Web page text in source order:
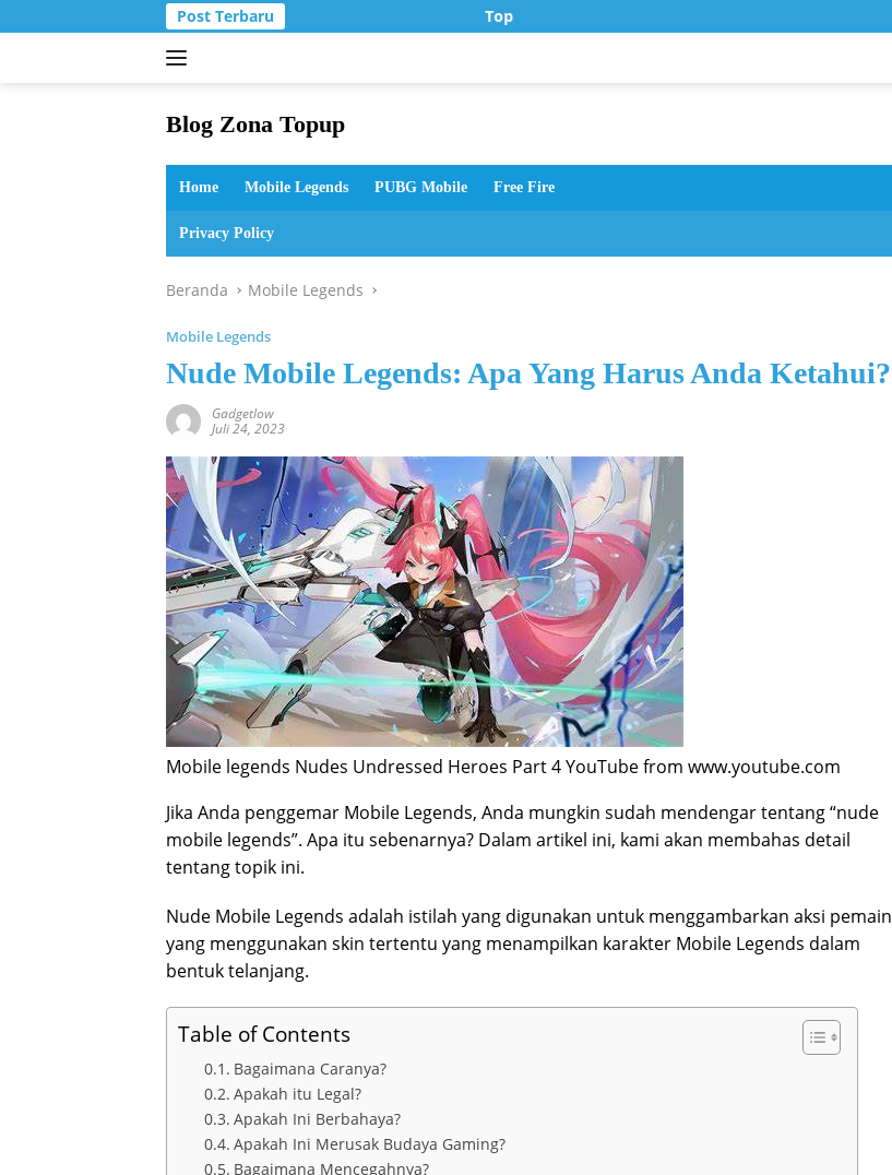
ke
Post Terbaru Top Up Murah di Zona Topup
Blog Zona Topup
dan
bermain
Home Mobile Legends PUBG Mobile Free Fire
Privacy Policy
Beranda Mobile Legends
Mobile Legends
Nude Mobile Legends: Apa Yang Harus Anda Ketahui?
Gadgetlow
Juli 24, 2023
Mobile legends Nudes Undressed Heroes Part 4 YouTube from www.youtube.com
Jika Anda penggemar Mobile Legends, Anda mungkin sudah mendengar tentang “nude
mobile legends”. Apa itu sebenarnya? Dalam artikel ini, kami akan membahas detail
tentang topik ini.
Nude Mobile Legends adalah istilah yang digunakan untuk menggambarkan aksi pemain
yang menggunakan skin tertentu yang menampilkan karakter Mobile Legends dalam
bentuk telanjang.
Table of Contents
Bagaimana Caranya?
Apakah itu Legal?
Apakah Ini Berbahaya?
Apakah Ini Merusak Budaya Gaming?
Bagaimana Mencegahnya?